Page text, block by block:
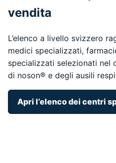
vendita
L’elenco a livello svizzero
medici specializzati,
specializzati selezionati nel
di noson® e degli ausili
Apri l’elenco dei centri